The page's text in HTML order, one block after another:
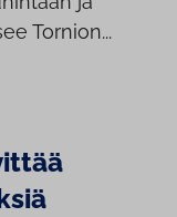
Tornion...